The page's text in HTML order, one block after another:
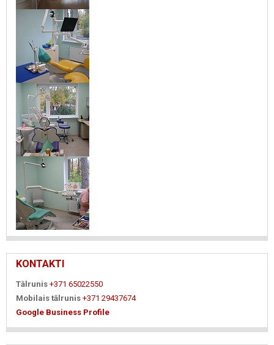
KONTAKTI
Tālrunis +371 65022550
Mobilais tālrunis +371 29437674
Google Business Profile